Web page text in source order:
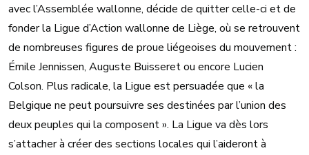
avec l’Assemblée wallonne, décide de quitter celle-ci et de
fonder la Ligue d’Action wallonne de Liège, où se retrouvent
de nombreuses figures de proue liégeoises du mouvement :
Émile Jennissen, Auguste Buisseret ou encore Lucien
Colson. Plus radicale, la Ligue est persuadée que « la
Belgique ne peut poursuivre ses destinées par l’union des
deux peuples qui la composent ». La Ligue va dès lors
s’attacher à créer des sections locales qui l’aideront à